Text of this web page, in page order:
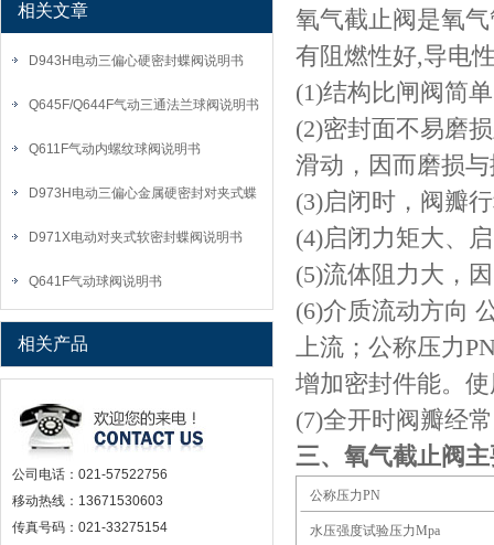
相关文章
D943H电动三偏心硬密封蝶阀说明书
Q645F/Q644F气动三通法兰球阀说明书
Q611F气动内螺纹球阀说明书
D973H电动三偏心金属硬密封对夹式蝶
D971X电动对夹式软密封蝶阀说明书
Q641F气动球阀说明书
相关产品
公司电话：021-57522756
移动热线：13671530603
传真号码：021-33275154
氧气截止阀是氧
有阻燃性好,导电
(1)结构比闸阀简
(2)密封面不易磨
滑动，因而磨损
(3)启闭时，阀瓣
(4)启闭力矩大、
(5)流体阻力大，
(6)介质流动方向
上流；公称压力
增加密封件能。
(7)全开时阀瓣经
三、氧气截止阀
公称压力PN
水压强度试验压力Mpa